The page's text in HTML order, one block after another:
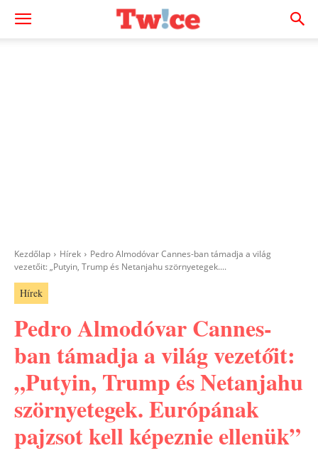
Kezdőlap Hírek
Pedro Almodóvar Cannes-ban támadja a világ
vezetőit: „Putyin, Trump és Netanjahu szörnyetegek....
Hírek
Pedro Almodóvar Cannes-
ban támadja a világ vezetőit:
„Putyin, Trump és Netanjahu
szörnyetegek. Európának
pajzsot kell képeznie ellenük”